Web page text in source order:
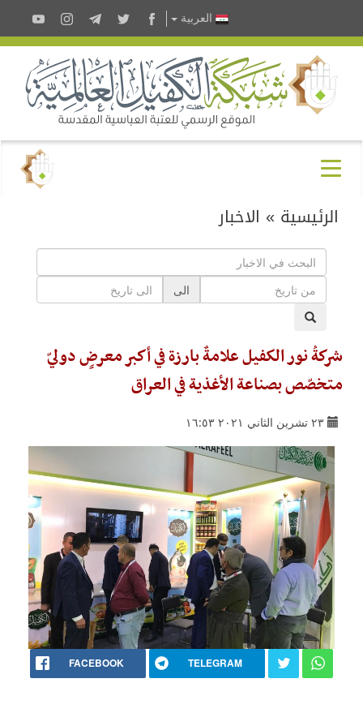
العربية
الرئيسية » الاخبار
الى
شركةُ نور الكفيل علامةٌ بارزة في أكبر معرضٍ دوليّ
متخصّص بصناعة الأغذية في العراق
٢٣ تشرين الثاني ٢٠٢١ ١٦:٥٣
FACEBOOK TELEGRAM